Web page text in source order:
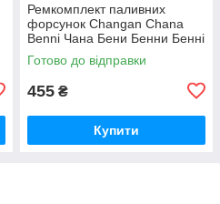
Ремкомплект паливних
форсунок Changan Chana
Benni Чана Бени Бенни Бенні
Бені
Готово до відправки
455 ₴
Купити